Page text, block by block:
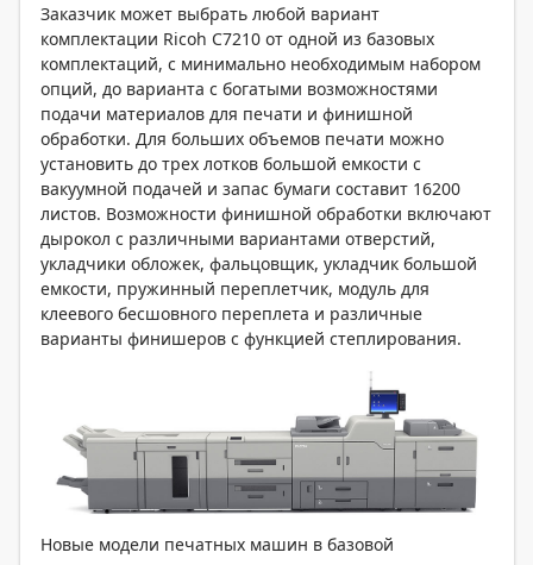
Заказчик может выбрать любой вариант
комплектации Ricoh C7210 от одной из базовых
комплектаций, с минимально необходимым набором
опций, до варианта с богатыми возможностями
подачи материалов для печати и финишной
обработки. Для больших объемов печати можно
установить до трех лотков большой емкости с
вакуумной подачей и запас бумаги составит 16200
листов. Возможности финишной обработки включают
дырокол с различными вариантами отверстий,
укладчики обложек, фальцовщик, укладчик большой
емкости, пружинный переплетчик, модуль для
клеевого бесшовного переплета и различные
варианты финишеров с функцией степлирования.
Новые модели печатных машин в базовой